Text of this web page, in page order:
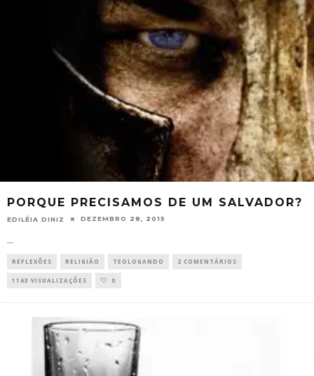
PORQUE PRECISAMOS DE UM SALVADOR?
EDILÉIA DINIZ DEZEMBRO 28, 2015
...
REFLEXÕES RELIGIÃO TEOLOGANDO 2 COMENTÁRIOS
1163 VISUALIZAÇÕES 0